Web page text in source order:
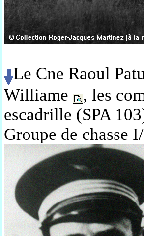
Le Cne Raoul
Williame
, les
escadrille (SPA
Groupe de chasse